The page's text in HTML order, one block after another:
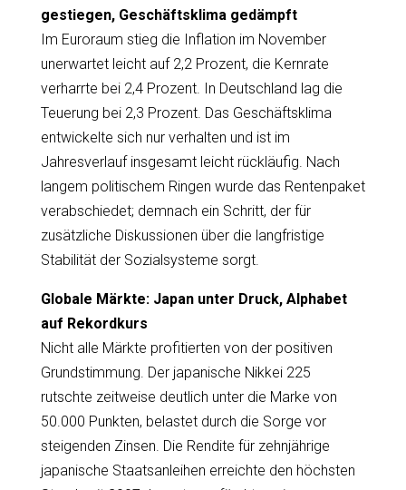
gestiegen, Geschäftsklima gedämpft
Im Euroraum stieg die Inflation im November
unerwartet leicht auf 2,2 Prozent, die Kernrate
verharrte bei 2,4 Prozent. In Deutschland lag die
Teuerung bei 2,3 Prozent. Das Geschäftsklima
entwickelte sich nur verhalten und ist im
Jahresverlauf insgesamt leicht rückläufig. Nach
langem politischem Ringen wurde das Rentenpaket
verabschiedet; demnach ein Schritt, der für
zusätzliche Diskussionen über die langfristige
Stabilität der Sozialsysteme sorgt.
Globale Märkte: Japan unter Druck, Alphabet
auf Rekordkurs
Nicht alle Märkte profitierten von der positiven
Grundstimmung. Der japanische Nikkei 225
rutschte zeitweise deutlich unter die Marke von
50.000 Punkten, belastet durch die Sorge vor
steigenden Zinsen. Die Rendite für zehnjährige
japanische Staatsanleihen erreichte den höchsten